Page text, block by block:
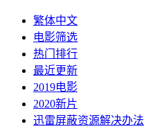
繁体中文
电影筛选
热门排行
最近更新
2019电影
2020新片
迅雷屏蔽资源解决办法